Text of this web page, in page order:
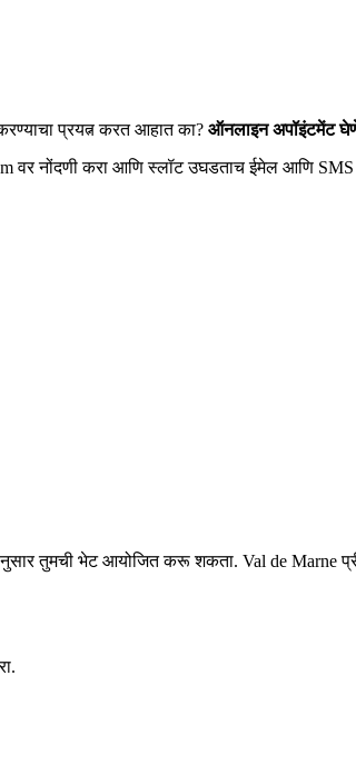
प्रयत्न करत आहात का? ऑनलाइन अपॉइंटमेंट
वर नोंदणी करा आणि स्लॉट उघडताच ईमेल आणि SMS
तुमची भेट आयोजित करू शकता. Val de Marne